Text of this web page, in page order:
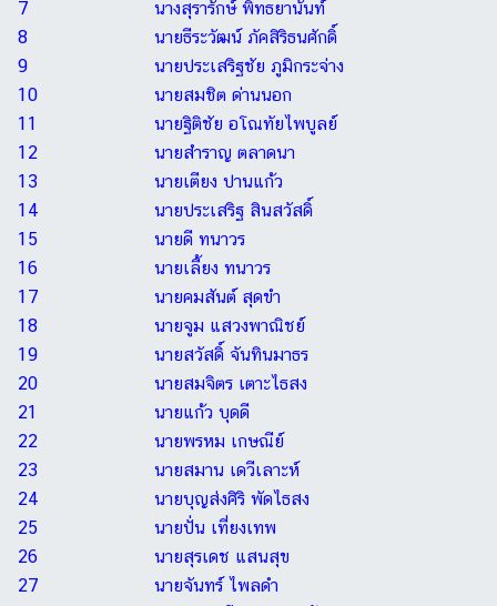
7
นางสุรารักษ์ พิทธยานันท์
8
นายธีระวัฒน์ ภัคสิริธนศักดิ์
9
นายประเสริฐชัย ภูมิกระจ่าง
10
นายสมชิต ด่านนอก
11
นายฐิติชัย อโณทัยไพบูลย์
12
นายสำราญ ตลาดนา
13
นายเตียง ปานแก้ว
14
นายประเสริฐ สินสวัสดิ์
15
นายดี ทนาวร
16
นายเลี้ยง ทนาวร
17
นายคมสันต์ สุดขำ
18
นายจูม แสวงพาณิชย์
19
นายสวัสดิ์ จันทินมาธร
20
นายสมจิตร เตาะไธสง
21
นายแก้ว บุดดี
22
นายพรหม เกษณีย์
23
นายสมาน เดวีเลาะห์
24
นายบุญส่งศิริ พัดไธสง
25
นายปั่น เที่ยงเทพ
26
นายสุรเดช แสนสุข
27
นายจันทร์ ไพลดำ